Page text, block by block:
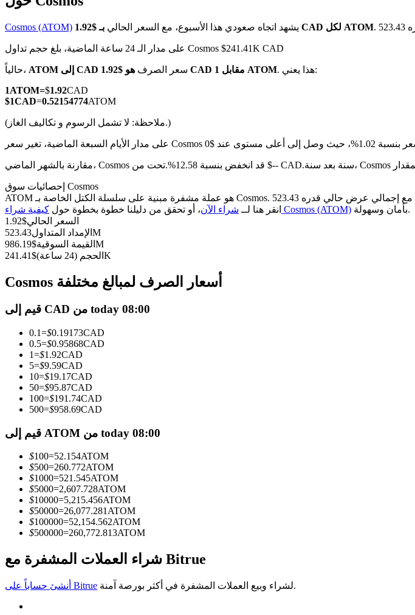
TradFi
مشتقات الأسهم والعملات الأجنبية والمعادن الثمينة والسلع
العقود الآجلة باستخدام USDC كضمان
انضم إلى أفضل المتداولين
كن متداول نسخ
استمتع بتقاسم الأرباح وعمولات نسخ التداول
Cosmos (ATOM) يشهد اتجاه صعودي هذا الأسبوع، مع السعر الحالي بـ $1.92 CAD لكل ATOM
على مدار الـ 24 ساعة الماضية، بلغ حجم تداول Cosmos $241.41K CAD
حالياً، ATOM إلى CAD سعر الصرف هو $1.92 CAD مقابل 1 ATOM
. هذا يعني:
1ATOM=$1.92CAD
$1CAD=0.52154774ATOM
(ملاحظة: لا تشمل الرسوم و تكاليف الغاز.)
مقارنة بالشهر الماضي، Cosmos قد انخفض بنسبة 12.58%.تحت من $-- CAD.
إحصائيات سوق Cosmos
ATOM هو عملة مشفرة مبنية على سلسلة الكتل الخاصة بـ Cosmos. لديها عرض أقصى قدره 0، مع إجمالي عرض حالي قدره 523.43M وعرض متداول قدره 523.43M، مما يمنحها قيمة سوقية قدرها 986.19M.
انقر هنا لــ شراء الآن، أو تحقق من دليلنا خطوة بخطوة حول كيفية شراء Cosmos (ATOM)
بأمان وسهولة.
السعر الحالي$
1.92
الإمداد المتداول 523.43M
القيمة السوقية$
986.19M
الحجم (24 ساعة)
$ 241.41K
Cosmos أسعار الصرف لمبالغ مختلفة
قيم إلى CAD من today 08:00
0.1=$0.19173CAD
0.5=$0.95868CAD
1=$1.92CAD
5=$9.59CAD
10=$19.17CAD
50=$95.87CAD
100=$191.74CAD
500=$958.69CAD
قيم إلى ATOM من today 08:00
$100=52.154ATOM
$500=260.772ATOM
$1000=521.545ATOM
$5000=2,607.728ATOM
$10000=5,215.456ATOM
$50000=26,077.281 ATOM
$100000=52,154.562ATOM
$500000=260,772.813ATOM
شراء العملات المشفرة مع Bitrue
أنشئ حساباً على Bitrue لشراء وبيع العملات المشفرة في أكثر بورصة آمنة.